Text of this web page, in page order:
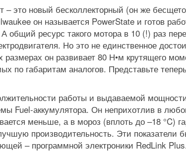
– это новый бесколлекторный (он же
он называется PowerState и готов
общий ресурс такого мотора в 10 (!) раз
Но это не единственное
размерах он развивает 80 Н•м крутящего
по габаритам аналогов. Представьте
работы и выдаваемой
Fuel-аккумулятора. Он неприхотлив в
меньше, а в мороз (вплоть до –18 °C)
производительность. Эти
– программной электроники RedLink